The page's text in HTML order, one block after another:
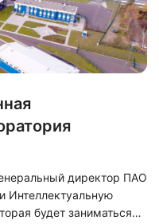
директор ПАО
Интеллектуальную
будет заниматься